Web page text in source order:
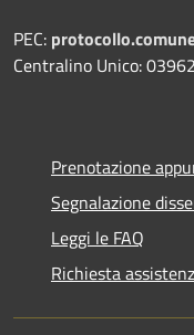
PEC:
Centralino Unico:
Prenotazione
Segnalazione
Leggi le FAQ
Richiesta